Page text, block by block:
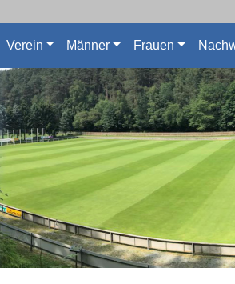
Verein Männer Frauen